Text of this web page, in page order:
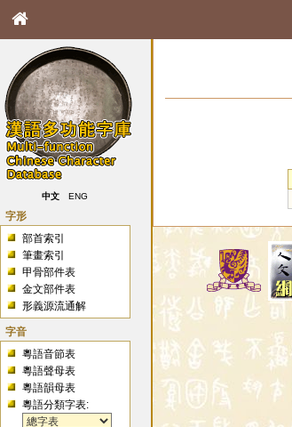
中文 ENG
字形
部首索引
筆畫索引
甲骨部件表
金文部件表
形義源流通解
字音
粵語音節表
粵語聲母表
粵語韻母表
粵語分類字表: